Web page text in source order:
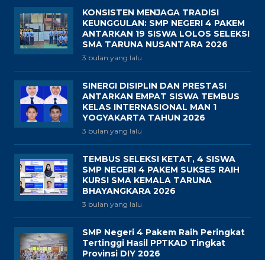
KONSISTEN MENJAGA TRADISI
KEUNGGULAN: SMP NEGERI 4 PAKEM
ANTARKAN 19 SISWA LOLOS SELEKSI
SMA TARUNA NUSANTARA 2026
3 bulan yang lalu
SINERGI DISIPLIN DAN PRESTASI
ANTARKAN EMPAT SISWA TEMBUS
KELAS INTERNASIONAL MAN 1
YOGYAKARTA TAHUN 2026
3 bulan yang lalu
TEMBUS SELEKSI KETAT, 4 SISWA
SMP NEGERI 4 PAKEM SUKSES RAIH
KURSI SMA KEMALA TARUNA
BHAYANGKARA 2026
3 bulan yang lalu
SMP Negeri 4 Pakem Raih Peringkat
Tertinggi Hasil PPTKAD Tingkat
Provinsi DIY 2026